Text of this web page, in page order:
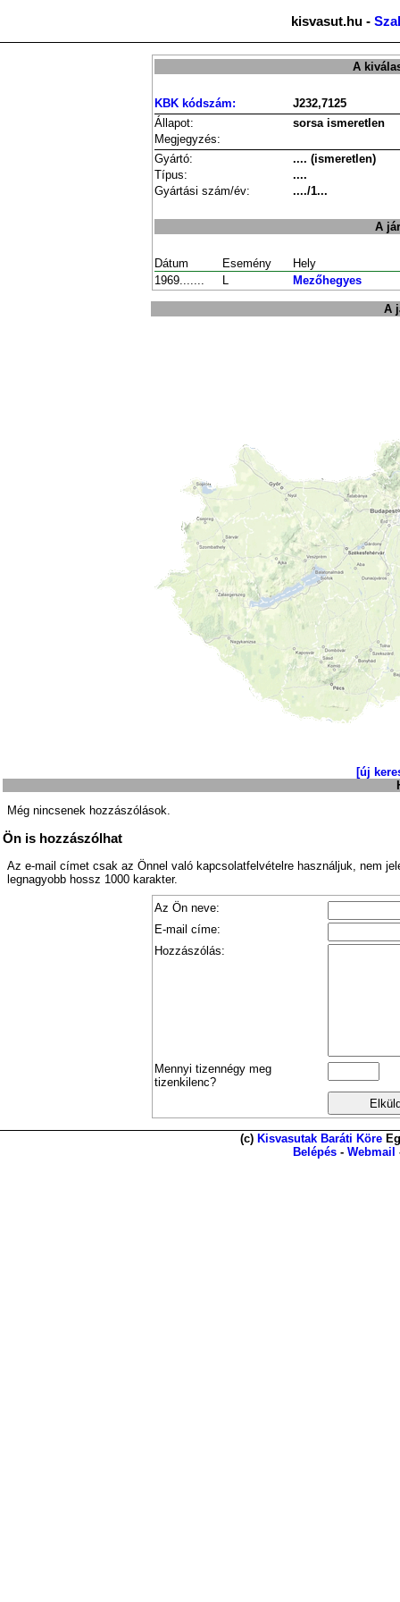
kisvasut.hu -
A
KBK kódszám:
J232,7125
Állapot:
sorsa ismeretlen
Megjegyzés:
Gyártó:
.... (ismeretlen)
Típus:
....
Gyártási szám/év:
..../1...
A
Dátum Esemény
Hely
1969.......
L Mezőhegyes
A
[új
Még nincsenek hozzászólások.
Ön is hozzászólhat
Az e-mail címet csak az Önnel való kapcsolatfelvételre használjuk, nem
legnagyobb hossz 1000 karakter.
Az Ön neve:
E-mail címe:
Hozzászólás:
Mennyi tizennégy meg
tizenkilenc?
(c) Kisvasutak Baráti Köre
Belépés - Webmail